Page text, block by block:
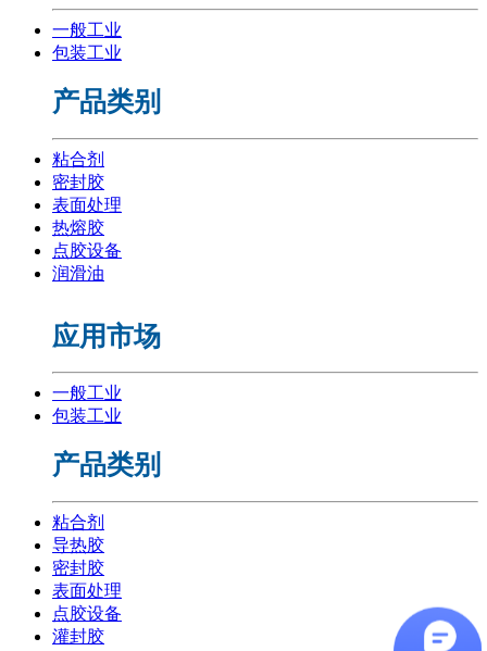
一般工业
包装工业
产品类别
粘合剂
密封胶
表面处理
热熔胶
点胶设备
润滑油
应用市场
一般工业
包装工业
产品类别
粘合剂
导热胶
密封胶
表面处理
点胶设备
灌封胶